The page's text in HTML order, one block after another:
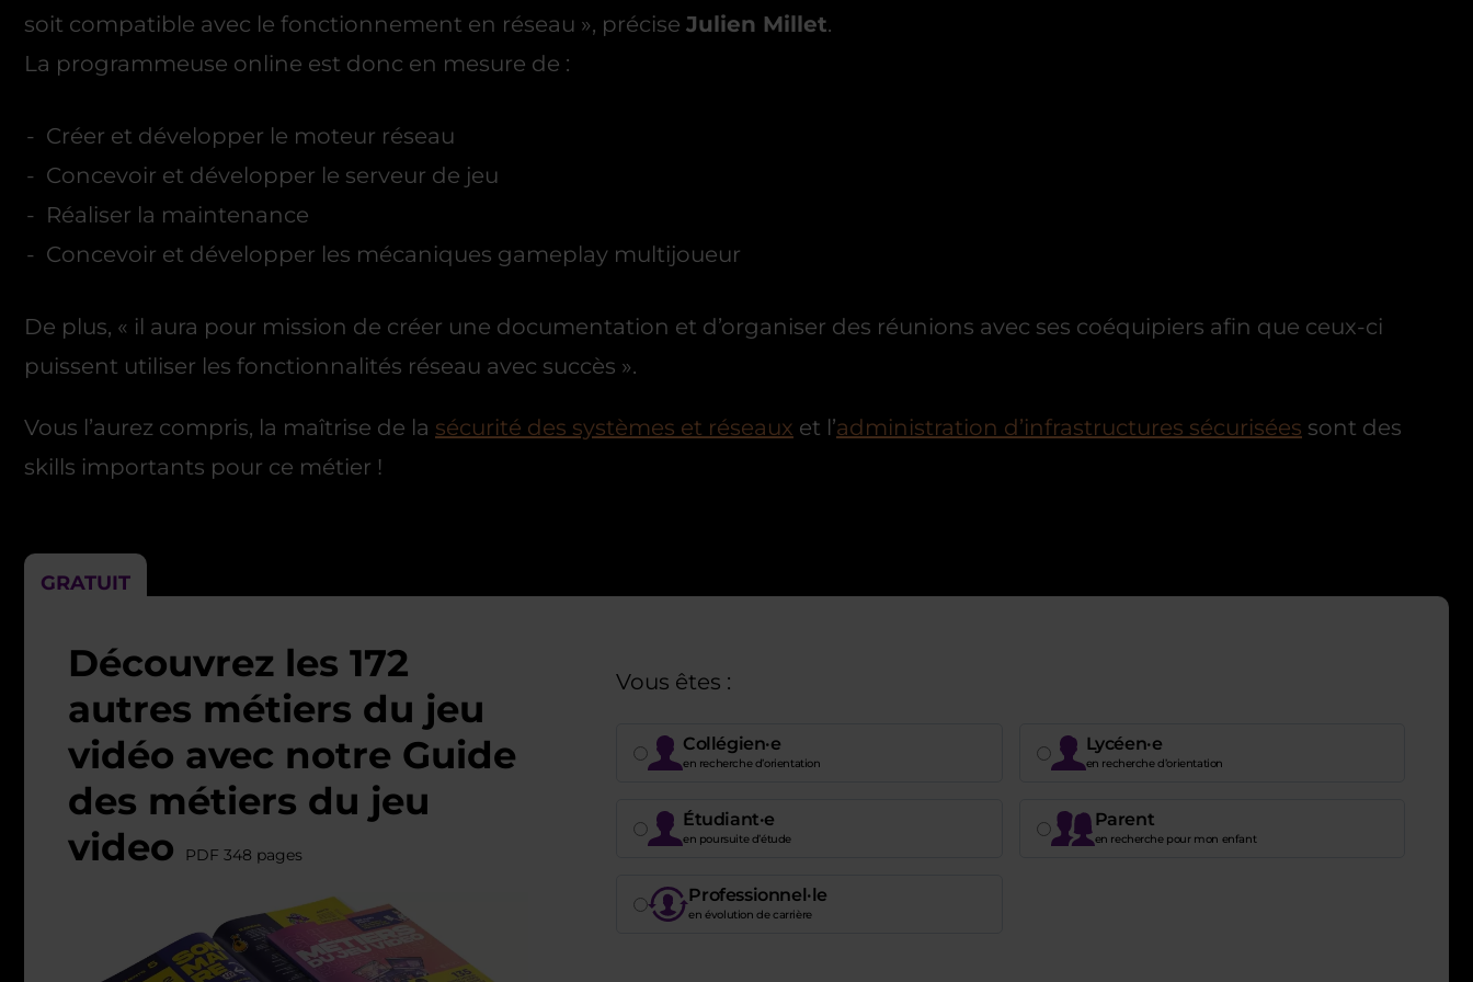
soit compatible avec le fonctionnement en réseau », précise Julien Millet.
La programmeuse online est donc en mesure de :
Créer et développer le moteur réseau
Concevoir et développer le serveur de jeu
Réaliser la maintenance
Concevoir et développer les mécaniques gameplay multijoueur
De plus, « il aura pour mission de créer une documentation et d’organiser des réunions avec ses coéquipiers afin que ceux-ci
puissent utiliser les fonctionnalités réseau avec succès ».
Vous l’aurez compris, la maîtrise de la sécurité des systèmes et réseaux et l’administration d’infrastructures sécurisées sont des
skills importants pour ce métier !
GRATUIT
Découvrez les 172
autres métiers du jeu
vidéo avec notre Guide
des métiers du jeu
video
PDF 348 pages
Vous êtes :
Collégien·e
en recherche d’orientation
Lycéen·e
en recherche d’orientation
Étudiant·e
en poursuite d’étude
Parent
en recherche pour mon enfant
Professionnel·le
en évolution de carrière